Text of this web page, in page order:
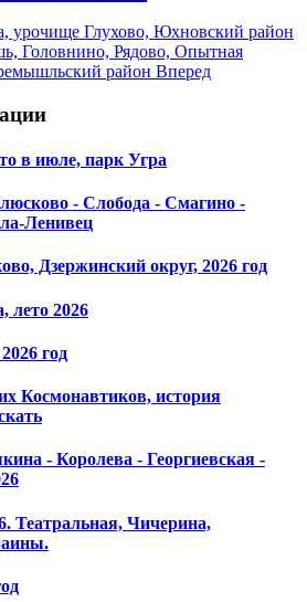
урочище Глухово, Юхновский район
Головнино, Рядово, Опытная
район Вперед
в июле, парк Угра
- Слобода - Смагино -
Ленивец
Дзержинский округ, 2026 год
лето 2026
год
Космонавтиков, история
- Королева - Георгиевская -
Театральная, Чичерина,